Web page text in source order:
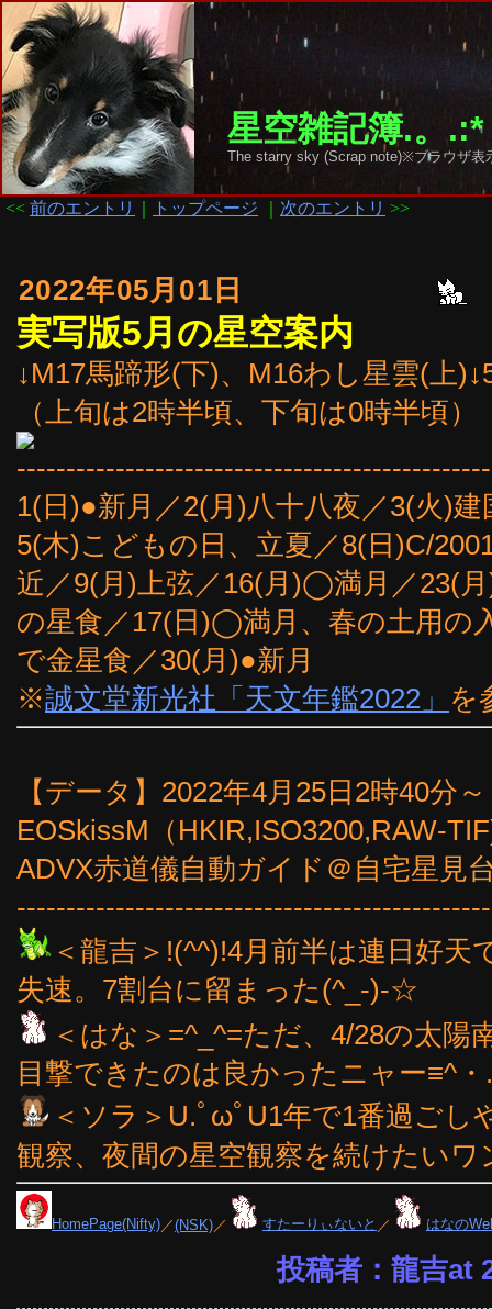
星空雑記簿.。
The starry sky (Scrap note)※ブラウザ
<< 前のエントリ トップページ 次のエントリ >>
2022年05月01日
実写版5月の星空案内
↓M17馬蹄形(下)、M16わし星雲(上
（上旬は2時半頃、下旬は0時半頃）
1(日)●新月／2(月)八十八夜／3(火)
5(木)こどもの日、立夏／8(日)C/
近／9(月)上弦／16(月)◯満月／23(
の星食／17(日)◯満月、春の土用の
で金星食／30(月)●新月
※誠文堂新光社「天文年鑑2022」 を
【データ】2022年4月25日2時40分
EOSkissM（HKIR,ISO3200,RAW-
ADVX赤道儀自動ガイド＠自宅星見
＜龍吉＞!(^^)!4月前半は連日好
失速。7割台に留まった(^_-)-☆
＜はな＞=^_^=ただ、4/28の太
目撃できたのは良かったニャー≡^・
＜ソラ＞U.ﾟωﾟU1年で1番過ご
観察、夜間の星空観察を続けたい
HomePage(Nifty) ／(NSK) ／ すたーりぃないと ／ はなの
投稿者：龍吉at